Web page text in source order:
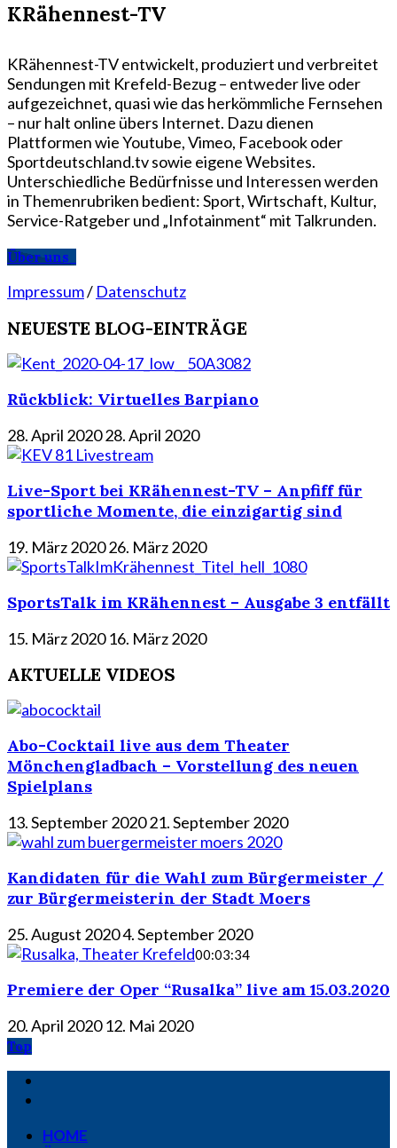
KRähennest-TV
KRähennest-TV entwickelt, produziert und verbreitet
Sendungen mit Krefeld-Bezug – entweder live oder
aufgezeichnet, quasi wie das herkömmliche Fernsehen
– nur halt online übers Internet. Dazu dienen
Plattformen wie Youtube, Vimeo, Facebook oder
Sportdeutschland.tv sowie eigene Websites.
Unterschiedliche Bedürfnisse und Interessen werden
in Themenrubriken bedient: Sport, Wirtschaft, Kultur,
Service-Ratgeber und „Infotainment“ mit Talkrunden.
Über uns
Impressum/ Datenschutz
NEUESTE BLOG-EINTRÄGE
Rückblick: Virtuelles Barpiano
28. April 202028. April 2020
Live-Sport bei KRähennest-TV – Anpfiff für
sportliche Momente, die einzigartig sind
19. März 202026. März 2020
SportsTalk im KRähennest – Ausgabe 3 entfällt
15. März 2020 16. März 2020
AKTUELLE VIDEOS
Abo-Cocktail live aus dem Theater
Mönchengladbach – Vorstellung des neuen
Spielplans
13. September 202021. September 2020
Kandidaten für die Wahl zum Bürgermeister /
zur Bürgermeisterin der Stadt Moers
25. August 20204. September 2020
00:03:34
Premiere der Oper “Rusalka” live am 15.03.2020
20. April 2020 12. Mai 2020
Top
HOME